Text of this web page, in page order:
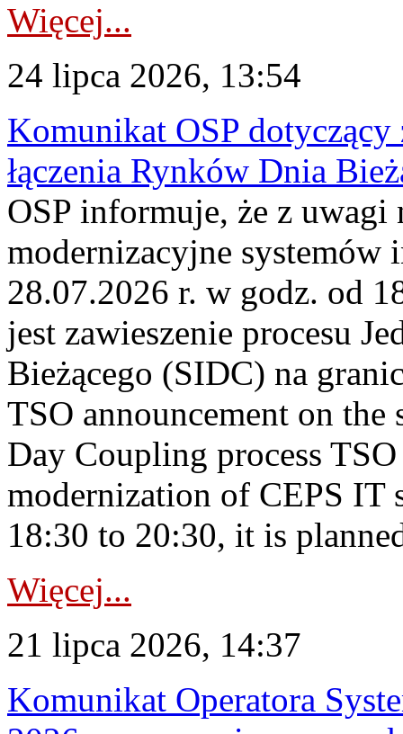
Więcej...
24 lipca 2026, 13:54
Komunikat OSP dotyczący
łączenia Rynków Dnia
OSP informuje, że z uwagi
modernizacyjne
28.07.2026 r. w godz. od
jest zawieszenie procesu
Bieżącego (SIDC) na
TSO announcement on
Day Coupling process
modernization of CEPS IT
18:30 to 20:30, it is
Więcej...
21 lipca 2026, 14:37
Komunikat Operatora